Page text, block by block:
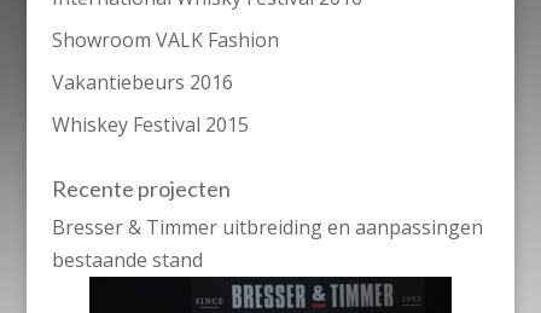
Showroom VALK Fashion
Vakantiebeurs 2016
Whiskey Festival 2015
Recente projecten
Bresser & Timmer uitbreiding en aanpassingen
bestaande stand